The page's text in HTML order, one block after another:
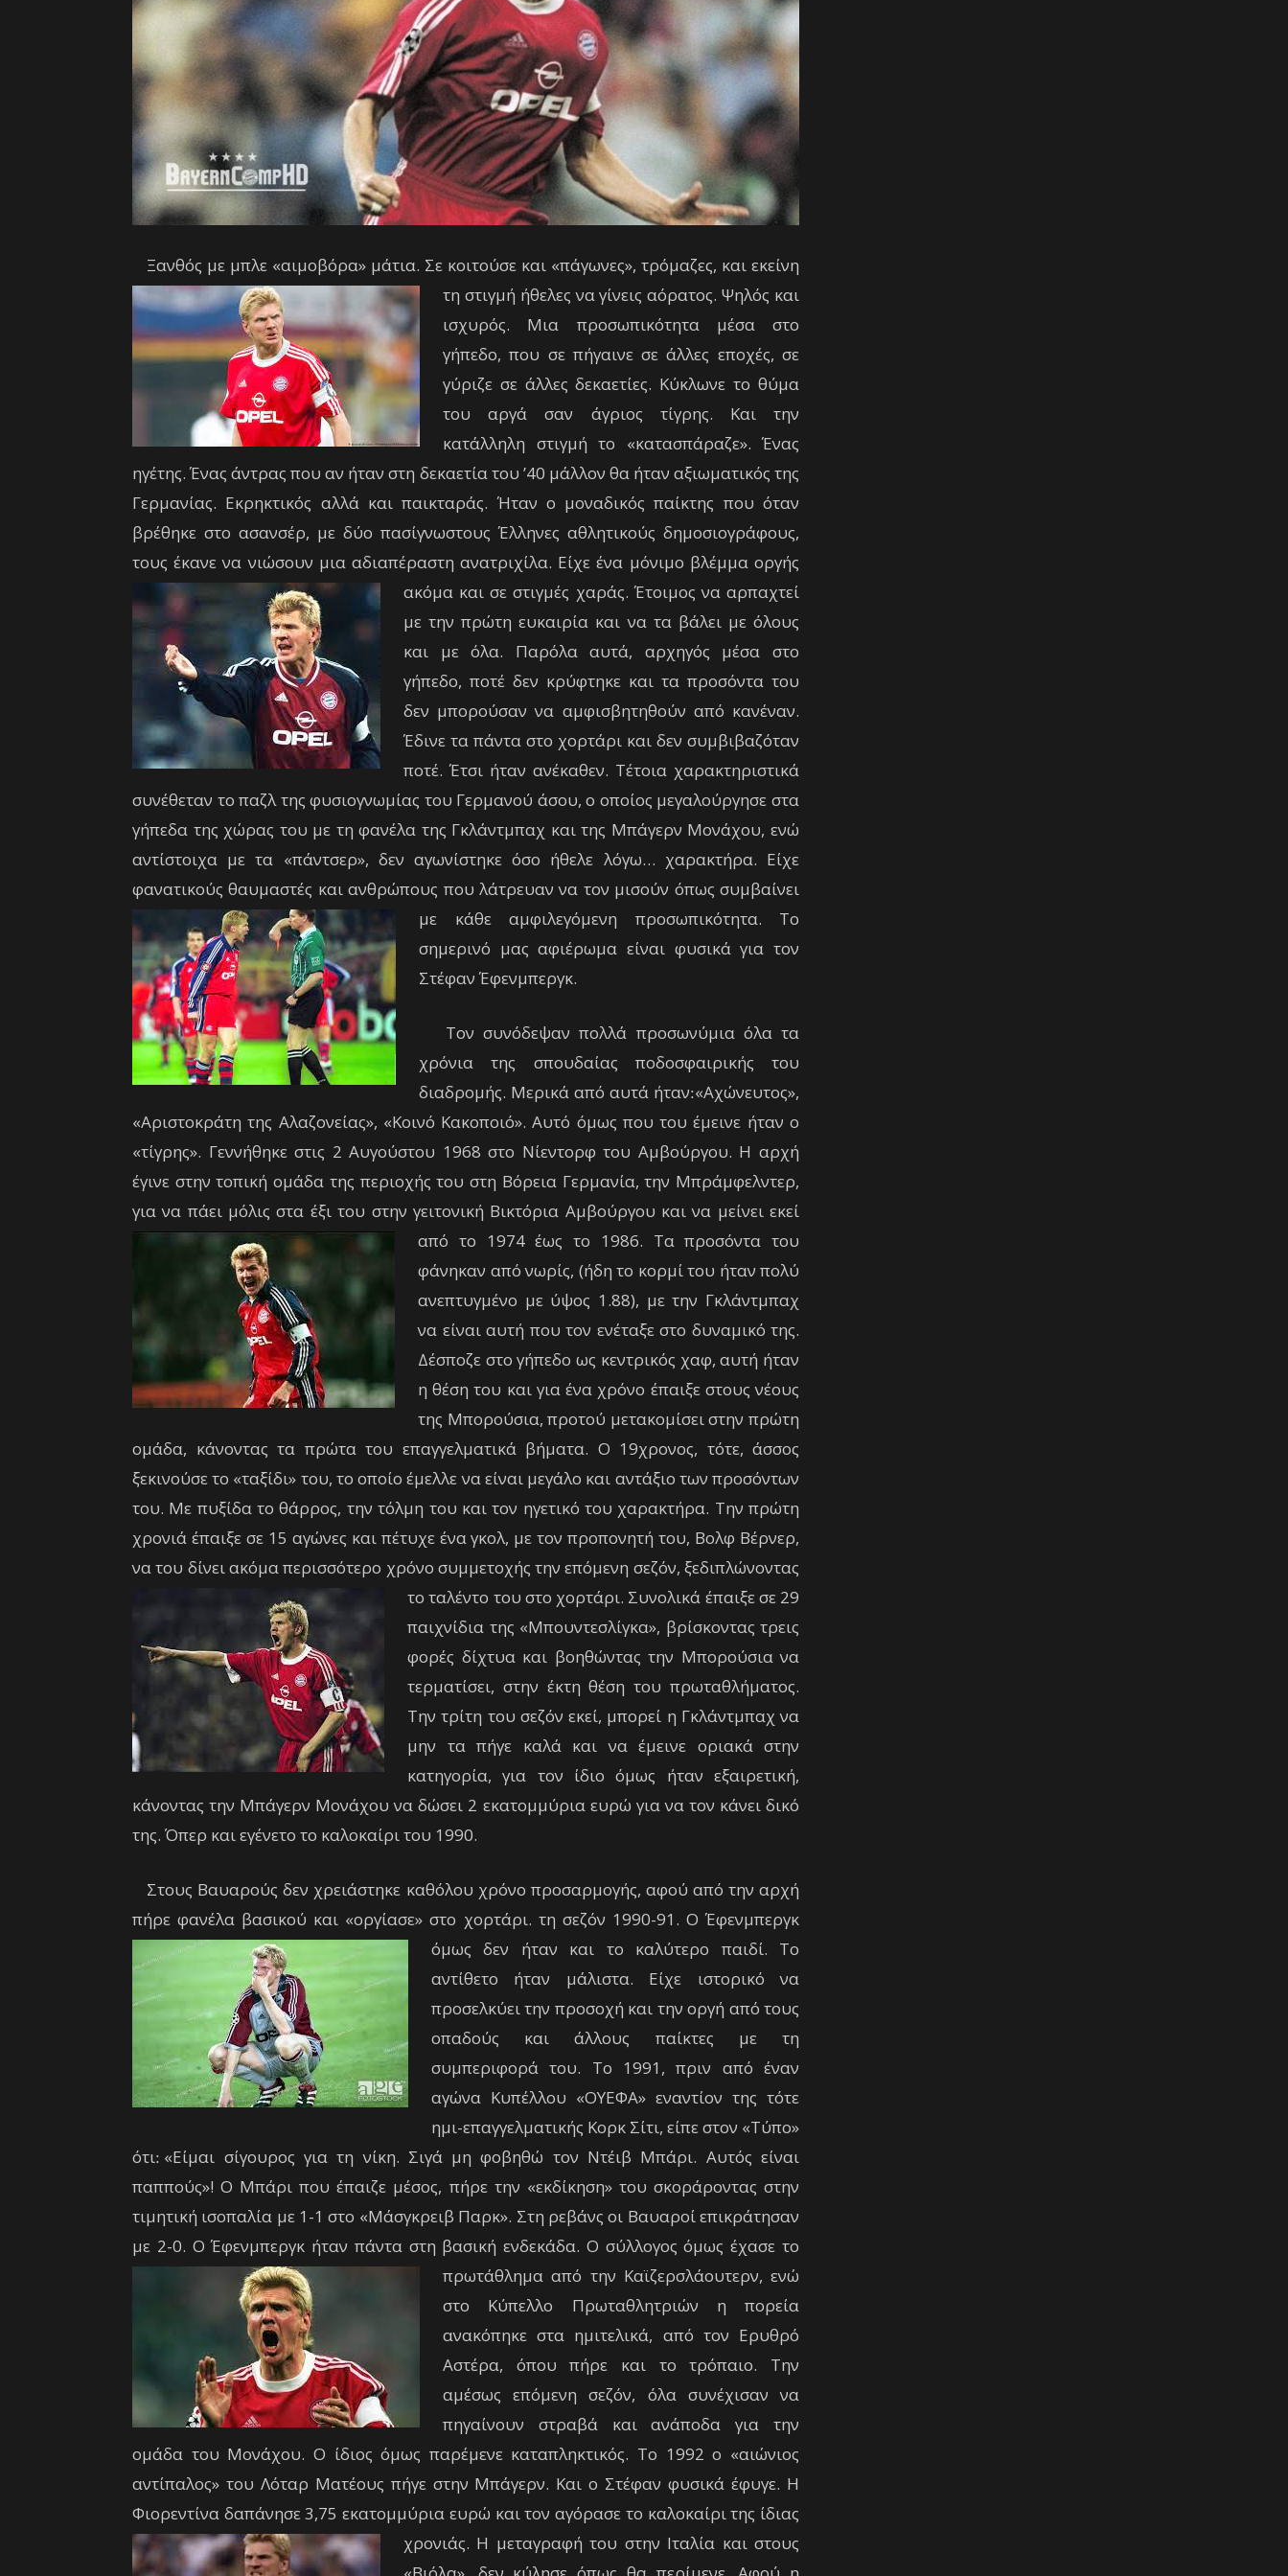
Ξανθός με μπλε «αιμοβόρα» μάτια. Σε κοιτούσε και «πάγωνες», τρόμαζες, και εκείνη
τη στιγμή ήθελες να γίνεις αόρατος. Ψηλός και
ισχυρός. Μια προσωπικότητα μέσα στο
γήπεδο, που σε πήγαινε σε άλλες εποχές, σε
γύριζε σε άλλες δεκαετίες. Κύκλωνε το θύμα
του αργά σαν άγριος τίγρης. Και την
κατάλληλη στιγμή το «κατασπάραζε». Ένας
ηγέτης. Ένας άντρας που αν ήταν στη δεκαετία του ’40 μάλλον θα ήταν αξιωματικός της
Γερμανίας. Εκρηκτικός αλλά και παικταράς. Ήταν ο μοναδικός παίκτης που όταν
βρέθηκε στο ασανσέρ, με δύο πασίγνωστους Έλληνες αθλητικούς δημοσιογράφους,
τους έκανε να νιώσουν μια αδιαπέραστη ανατριχίλα. Είχε ένα μόνιμο βλέμμα οργής
ακόμα και σε στιγμές χαράς. Έτοιμος να αρπαχτεί
με την πρώτη ευκαιρία και να τα βάλει με όλους
και με όλα. Παρόλα αυτά, αρχηγός μέσα στο
γήπεδο, ποτέ δεν κρύφτηκε και τα προσόντα του
δεν μπορούσαν να αμφισβητηθούν από κανέναν.
Έδινε τα πάντα στο χορτάρι και δεν συμβιβαζόταν
ποτέ. Έτσι ήταν ανέκαθεν. Τέτοια χαρακτηριστικά
συνέθεταν το παζλ της φυσιογνωμίας του Γερμανού άσου, ο οποίος μεγαλούργησε στα
γήπεδα της χώρας του με τη φανέλα της Γκλάντμπαχ και της Μπάγερν Μονάχου, ενώ
αντίστοιχα με τα «πάντσερ», δεν αγωνίστηκε όσο ήθελε λόγω… χαρακτήρα. Είχε
φανατικούς θαυμαστές και ανθρώπους που λάτρευαν να τον μισούν όπως συμβαίνει
με κάθε αμφιλεγόμενη προσωπικότητα. Το
σημερινό μας αφιέρωμα είναι φυσικά για τον
Στέφαν Έφενμπεργκ.
Τον συνόδεψαν πολλά προσωνύμια όλα τα
χρόνια της σπουδαίας ποδοσφαιρικής του
διαδρομής. Μερικά από αυτά ήταν׃ «Αχώνευτος»,
«Αριστοκράτη της Αλαζονείας», «Κοινό Κακοποιό». Αυτό όμως που του έμεινε ήταν ο
«τίγρης». Γεννήθηκε στις 2 Αυγούστου 1968 στο Νίεντορφ του Αμβούργου. Η αρχή
έγινε στην τοπική ομάδα της περιοχής του στη Βόρεια Γερμανία, την Μπράμφελντερ,
για να πάει μόλις στα έξι του στην γειτονική Βικτόρια Αμβούργου και να μείνει εκεί
από το 1974 έως το 1986. Τα προσόντα του
φάνηκαν από νωρίς, (ήδη το κορμί του ήταν πολύ
ανεπτυγμένο με ύψος 1.88), με την Γκλάντμπαχ
να είναι αυτή που τον ενέταξε στο δυναμικό της.
Δέσποζε στο γήπεδο ως κεντρικός χαφ, αυτή ήταν
η θέση του και για ένα χρόνο έπαιξε στους νέους
της Μπορούσια, προτού μετακομίσει στην πρώτη
ομάδα, κάνοντας τα πρώτα του επαγγελματικά βήματα. Ο 19χρονος, τότε, άσσος
ξεκινούσε το «ταξίδι» του, το οποίο έμελλε να είναι μεγάλο και αντάξιο των προσόντων
του. Με πυξίδα το θάρρος, την τόλμη του και τον ηγετικό του χαρακτήρα. Την πρώτη
χρονιά έπαιξε σε 15 αγώνες και πέτυχε ένα γκολ, με τον προπονητή του, Βολφ Βέρνερ,
να του δίνει ακόμα περισσότερο χρόνο συμμετοχής την επόμενη σεζόν, ξεδιπλώνοντας
το ταλέντο του στο χορτάρι. Συνολικά έπαιξε σε 29
παιχνίδια της «Μπουντεσλίγκα», βρίσκοντας τρεις
φορές δίχτυα και βοηθώντας την Μπορούσια να
τερματίσει, στην έκτη θέση του πρωταθλήματος.
Την τρίτη του σεζόν εκεί, μπορεί η Γκλάντμπαχ να
μην τα πήγε καλά και να έμεινε οριακά στην
κατηγορία, για τον ίδιο όμως ήταν εξαιρετική,
κάνοντας την Μπάγερν Μονάχου να δώσει 2 εκατομμύρια ευρώ για να τον κάνει δικό
της. Όπερ και εγένετο το καλοκαίρι του 1990.
Στους Βαυαρούς δεν χρειάστηκε καθόλου χρόνο προσαρμογής, αφού από την αρχή
πήρε φανέλα βασικού και «οργίασε» στο χορτάρι. τη σεζόν 1990-91. Ο Έφενμπεργκ
όμως δεν ήταν και το καλύτερο παιδί. Το
αντίθετο ήταν μάλιστα. Είχε ιστορικό να
προσελκύει την προσοχή και την οργή από τους
οπαδούς και άλλους παίκτες με τη
συμπεριφορά του. Το 1991, πριν από έναν
αγώνα Κυπέλλου «ΟΥΕΦΑ» εναντίον της τότε
ημι-επαγγελματικής Κορκ Σίτι, είπε στον «Τύπο»
ότι׃ «Είμαι σίγουρος για τη νίκη. Σιγά μη φοβηθώ τον Ντέιβ Μπάρι. Αυτός είναι
παππούς»! Ο Μπάρι που έπαιζε μέσος, πήρε την «εκδίκηση» του σκοράροντας στην
τιμητική ισοπαλία με 1-1 στο «Μάσγκρειβ Παρκ». Στη ρεβάνς οι Βαυαροί επικράτησαν
με 2-0. Ο Έφενμπεργκ ήταν πάντα στη βασική ενδεκάδα. Ο σύλλογος όμως έχασε το
πρωτάθλημα από την Καϊζερσλάουτερν, ενώ
στο Κύπελλο Πρωταθλητριών η πορεία
ανακόπηκε στα ημιτελικά, από τον Ερυθρό
Αστέρα, όπου πήρε και το τρόπαιο. Την
αμέσως επόμενη σεζόν, όλα συνέχισαν να
πηγαίνουν στραβά και ανάποδα για την
ομάδα του Μονάχου. Ο ίδιος όμως παρέμενε καταπληκτικός. Το 1992 ο «αιώνιος
αντίπαλος» του Λόταρ Ματέους πήγε στην Μπάγερν. Και ο Στέφαν φυσικά έφυγε. Η
Φιορεντίνα δαπάνησε 3,75 εκατομμύρια ευρώ και τον αγόρασε το καλοκαίρι της ίδιας
χρονιάς. Η μεταγραφή του στην Ιταλία και στους